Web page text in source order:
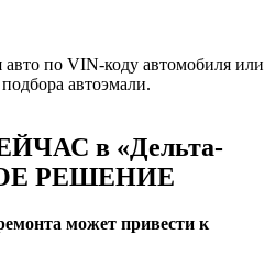
по VIN-коду автомобиля или
автоэмали.
в «Дельта-
РЕШЕНИЕ
может привести к